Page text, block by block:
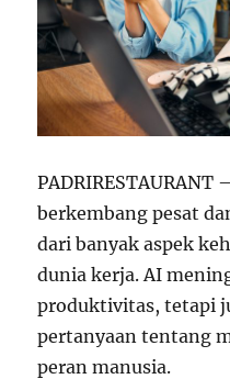
PADRIRESTAURANT
berkembang pesat
dari banyak aspek
dunia kerja. AI
produktivitas, tetapi
pertanyaan tentang
peran manusia.